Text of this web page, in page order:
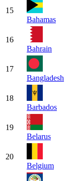
15
Bahamas
16
Bahrain
17
Bangladesh
18
Barbados
19
Belarus
20
Belgium